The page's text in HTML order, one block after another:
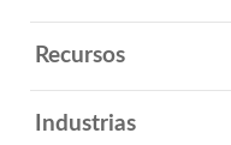
Recursos
Industrias